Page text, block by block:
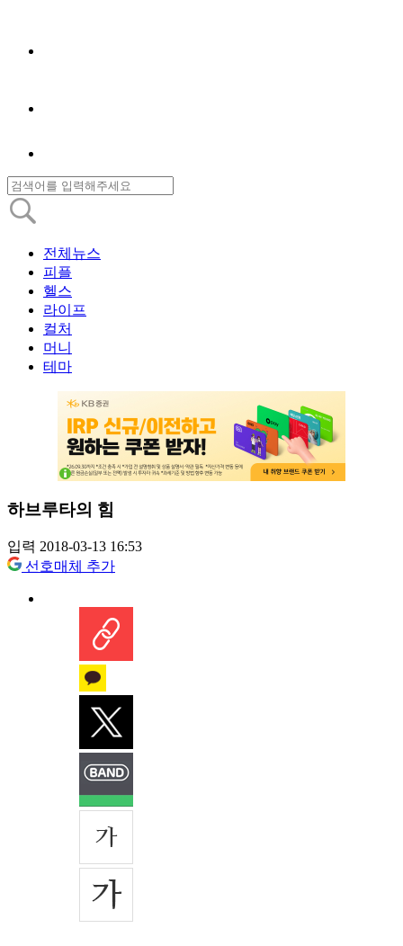
전체뉴스
피플
헬스
라이프
컬처
머니
테마
하브루타의 힘
입력 2018-03-13 16:53
선호매체 추가